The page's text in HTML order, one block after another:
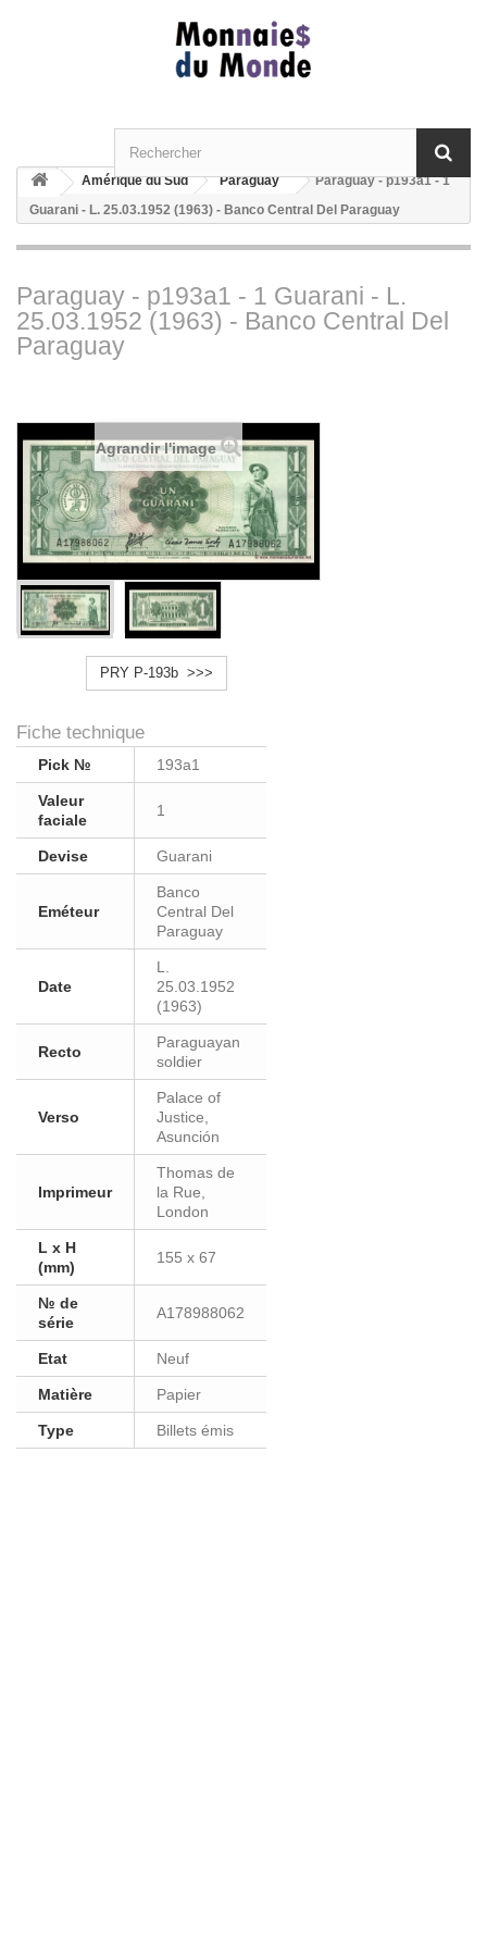
Amérique du Sud Paraguay
Paraguay - p193a1 - 1
Guarani - L. 25.03.1952 (1963) - Banco Central Del Paraguay
Paraguay - p193a1 - 1 Guarani - L.
25.03.1952 (1963) - Banco Central Del
Paraguay
Agrandir l'image
PRY P-193b >>>
Fiche technique
Pick № 193a1
Valeur
faciale
1
Devise Guarani
Eméteur
Banco
Central Del
Paraguay
Date
L.
25.03.1952
(1963)
Recto
Paraguayan
soldier
Verso
Palace of
Justice,
Asunción
Imprimeur
Thomas de
la Rue,
London
L x H
(mm)
155 x 67
№ de
série
A178988062
Etat Neuf
Matière Papier
Type Billets émis